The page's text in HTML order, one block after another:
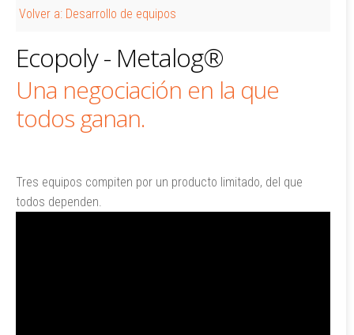
Volver a: Desarrollo de equipos
Ecopoly - Metalog®
Una negociación en la que
todos ganan.
Tres equipos compiten por un producto limitado, del que
todos dependen.
Identificarse